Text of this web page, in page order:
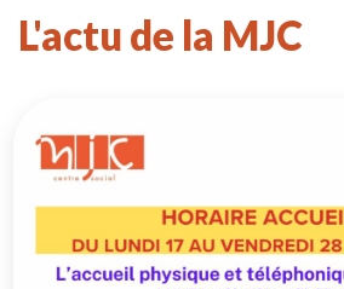
L'actu de la MJC